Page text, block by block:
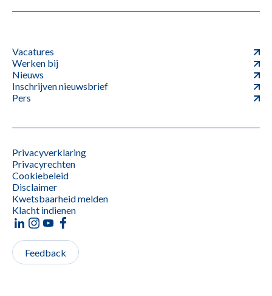
Vacatures
Werken bij
Nieuws
Inschrijven nieuwsbrief
Pers
Privacyverklaring
Privacyrechten
Cookiebeleid
Disclaimer
Kwetsbaarheid melden
Klacht indienen
Feedback